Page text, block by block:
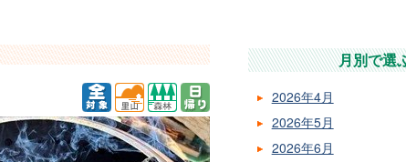
月別で選
2026年4月
2026年5月
2026年6月